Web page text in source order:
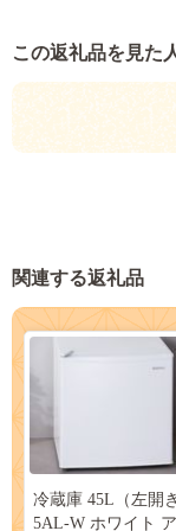
この返礼品を見た
関連する返礼品
冷蔵庫 45L（左開
5AL-W ホワイト